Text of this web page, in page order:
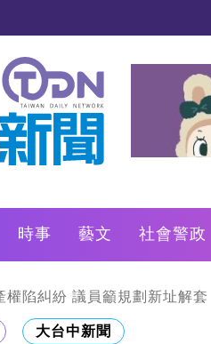
時事 藝文 社會警政
敲敲門
權陷糾紛 議員籲規劃新址解套
大台中新聞